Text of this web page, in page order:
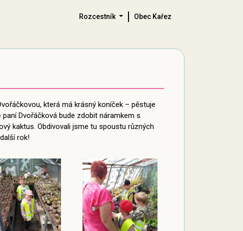
Rozcestník Obec Kařez
která má krásný koníček – pěstuje
Dvořáčková bude zdobit náramkem s
kaktus. Obdivovali jsme tu spoustu různých
rok!